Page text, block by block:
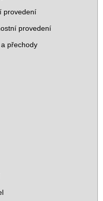
provedení
provedení
přechody